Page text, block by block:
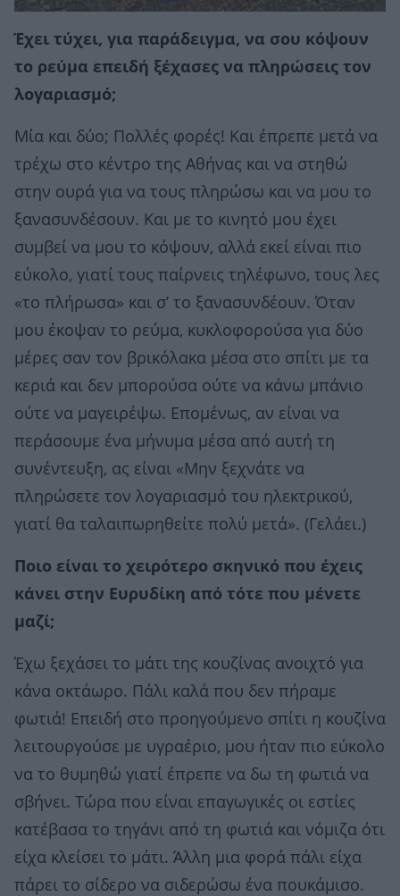
Έχει τύχει, για παράδειγμα, να σου κόψουν
το ρεύμα επειδή ξέχασες να πληρώσεις τον
λογαριασμό;
Μία και δύο; Πολλές φορές! Και έπρεπε μετά να
τρέχω στο κέντρο της Αθήνας και να στηθώ
στην ουρά για να τους πληρώσω και να μου το
ξανασυνδέσουν. Και με το κινητό μου έχει
συμβεί να μου το κόψουν, αλλά εκεί είναι πιο
εύκολο, γιατί τους παίρνεις τηλέφωνο, τους λες
«το πλήρωσα» και σ’ το ξανασυνδέουν. Όταν
μου έκοψαν το ρεύμα, κυκλοφορούσα για δύο
μέρες σαν τον βρικόλακα μέσα στο σπίτι με τα
κεριά και δεν μπορούσα ούτε να κάνω μπάνιο
ούτε να μαγειρέψω. Επομένως, αν είναι να
περάσουμε ένα μήνυμα μέσα από αυτή τη
συνέντευξη, ας είναι «Μην ξεχνάτε να
πληρώσετε τον λογαριασμό του ηλεκτρικού,
γιατί θα ταλαιπωρηθείτε πολύ μετά». (Γελάει.)
Ποιο είναι το χειρότερο σκηνικό που έχεις
κάνει στην Ευρυδίκη από τότε που μένετε
μαζί;
Έχω ξεχάσει το μάτι της κουζίνας ανοιχτό για
κάνα οκτάωρο. Πάλι καλά που δεν πήραμε
φωτιά! Επειδή στο προηγούμενο σπίτι η κουζίνα
λειτουργούσε με υγραέριο, μου ήταν πιο εύκολο
να το θυμηθώ γιατί έπρεπε να δω τη φωτιά να
σβήνει. Τώρα που είναι επαγωγικές οι εστίες
κατέβασα το τηγάνι από τη φωτιά και νόμιζα ότι
είχα κλείσει το μάτι. Άλλη μια φορά πάλι είχα
πάρει το σίδερο να σιδερώσω ένα πουκάμισο.